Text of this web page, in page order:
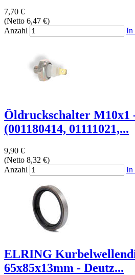
7,70 €
(Netto 6,47 €)
Anzahl
In
Öldruckschalter M10x1
(001180414, 01111021,...
9,90 €
(Netto 8,32 €)
Anzahl
In
ELRING
65x85x13mm - Deutz...